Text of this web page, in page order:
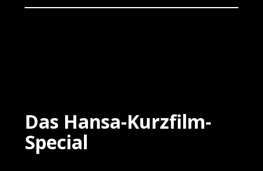
Das Hansa-Kurzfilm-
Special